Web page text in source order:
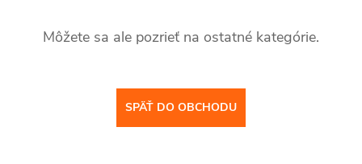
Môžete sa ale pozrieť na ostatné kategórie.
SPÄŤ DO OBCHODU